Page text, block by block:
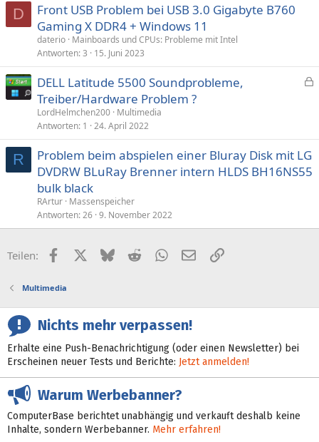
D
Front USB Problem bei USB 3.0 Gigabyte B760
Gaming X DDR4 + Windows 11
daterio Mainboards und CPUs: Probleme mit Intel
Antworten 3 15. Juni 2023
e
DELL Latitude 5500 Soundprobleme,
Treiber/Hardware Problem ?
LordHelmchen200 Multimedia
Antworten 1 24. April 2022
R
Problem beim abspielen einer Bluray Disk mit LG
DVDRW BLuRay Brenner intern HLDS BH16NS55
bulk black
RArtur Massenspeicher
Antworten 26 9. November 2022
Teilen: FacebookX (Twitter)
BlueskyRedditWhatsApp
E-MailLink
Multimedia
Nichts mehr verpassen!
Erhalte eine Push-Benachrichtigung (oder einen Newsletter) bei
Erscheinen neuer Tests und Berichte: Jetzt anmelden!
Warum Werbebanner?
ComputerBase berichtet unabhängig und verkauft deshalb keine
Inhalte, sondern Werbebanner. Mehr erfahren!